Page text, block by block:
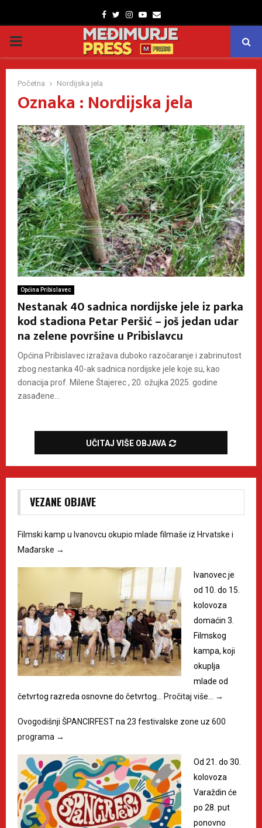
Facebook
TwitterInstagram
Youtube
Email
PRIMARY
MENU
Početna Nordijska jela
Oznaka : Nordijska jela
Općina Pribislavec
Nestanak 40 sadnica nordijske jele iz parka
kod stadiona Petar Peršić – još jedan udar
na zelene površine u Pribislavcu
Općina Pribislavec izražava duboko razočaranje i zabrinutost
zbog nestanka 40-ak sadnica nordijske jele koje su, kao
donacija prof. Milene Štajerec , 20. ožujka 2025. godine
zasađene...
UČITAJ VIŠE OBJAVA
VEZANE OBJAVE
Filmski kamp u Ivanovcu okupio mlade filmaše iz Hrvatske i
Mađarske →
Ivanovec je
od 10. do 15.
kolovoza
domaćin 3.
Filmskog
kampa, koji
okuplja
mlade od
četvrtog razreda osnovne do četvrtog…
Pročitaj više… →
Ovogodišnji ŠPANCIRFEST na 23 festivalske zone uz 600
programa →
Od 21. do 30.
kolovoza
Varaždin će
po 28. put
ponovno